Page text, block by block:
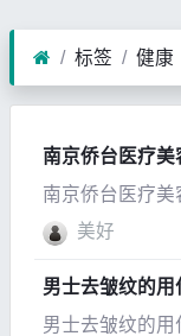
标签 健康
南京侨台医疗美
南京侨台医疗美
美好
男士去皱纹的用
男士去皱纹的用